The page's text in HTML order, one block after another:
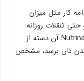
کار مثل میزان
تنقلات روزانه
مصرفی تان را هم می خواهد. در Nutrinal Balance آن دسته از
بدن تان برسد، مشخص